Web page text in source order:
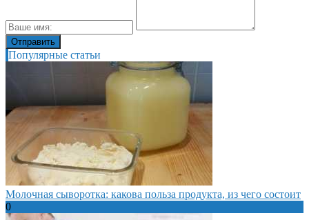
Популярные статьи
Молочная сыворотка: какова польза продукта, из чего состоит
0